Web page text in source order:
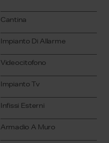
Cantina
Impianto Di Allarme
Videocitofono
Impianto Tv
Infissi Esterni
Armadio A Muro